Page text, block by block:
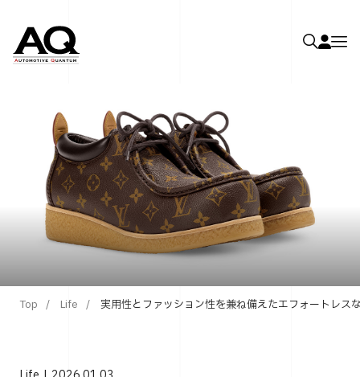
Top Life 実用性とファッション性を兼ね備えたエフォートレス